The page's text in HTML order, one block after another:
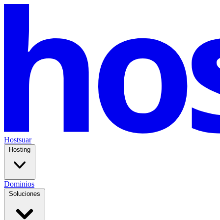
Hostsuar
Hosting
Dominios
Soluciones